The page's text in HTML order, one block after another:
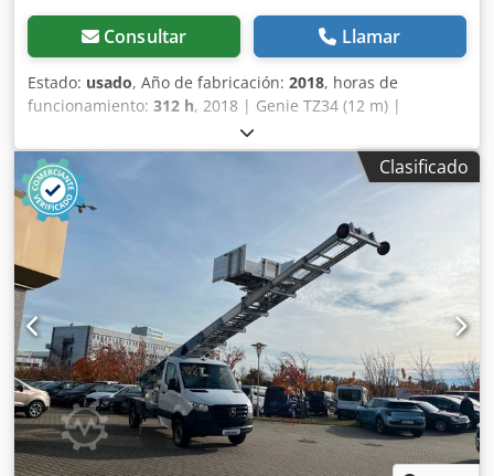
Consultar Llamar
Estado: usado, Año de fabricación: 2018, horas de
funcionamiento: 312 h, 2018 | Genie TZ34 (12 m) |
Plataforma elevadora montada sobre camión, usada | 312
horas 📍Ubicación: Letonia 🚛 Entrega disponible en su
destino. ¡Utilice nuestra calculadora de envío para estimar
los costes de transporte! 💰 Compre ahora por 15 900 EUR
o haga una oferta. El pago contra entrega está disponible
por una tarifa asequible (sujeto a aprobación)* 👷‍♂️
Inspeccionada por un experto independiente 25 puntos de
inspección, 23 aprobados ✅, 2 con imperfecciones ℹ️, 0
gastos ⚠️ 📌 Comentario del inspector: La máquina está
bastante oxidada, pero todo funciona como debe. 📄
¿Quiere ver la inspección completa, fotos adicionales o un
vídeo? Consejo: La referencia "38140 Equippo" se utiliza
habitualmente al buscar más detalles en línea. 💡 Por qué
esta máquina y nuestro servicio destacan: Csdpezrmtrsfx
Aideha ✔ Inspección exhaustiva realizada por
Clasificado